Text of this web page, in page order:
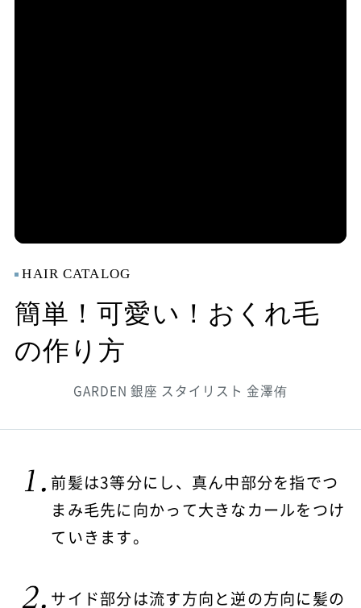
HAIR CATALOG
簡単！可愛い！おくれ毛
の作り方
GARDEN 銀座 スタイリスト 金澤侑
前髪は3等分にし、真ん中部分を指でつ
まみ毛先に向かって大きなカールをつけ
ていきます。
サイド部分は流す方向と逆の方向に髪の